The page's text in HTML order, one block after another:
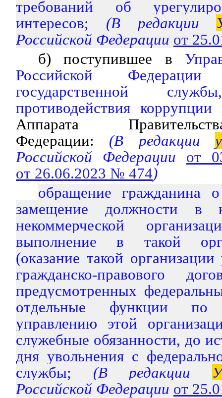
требований об
интересов; (В редакции
Российской Федерации от
б) поступившее в
Российской
государственной
противодействия коррупции
Аппарата
Федерации: (В редакции
Российской Федерации от
от 26.06.2023 № 474)
обращение гражданина
замещение должности в
некоммерческой
выполнение в такой
(оказание такой
гражданско-правового
предусмотренных
отдельные функции по
управлению этой
служебные обязанности, до
дня увольнения с
службы; (В редакции
Российской Федерации от